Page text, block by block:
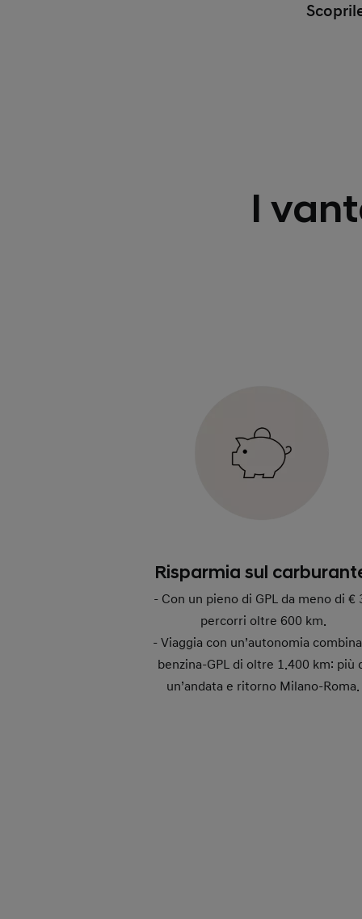
I
Risparmia sul
- Con un pieno di GPL da meno di €
percorri oltre 600 km.
- Viaggia con un’autonomia
benzina-GPL di oltre 1.400 km: più
un’andata e ritorno Milano-Roma.